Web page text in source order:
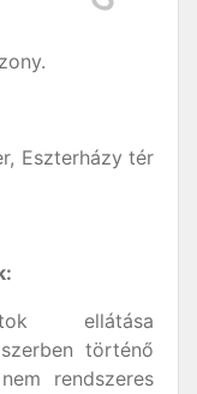
Eszterházy tér
ellátása
történő
rendszeres